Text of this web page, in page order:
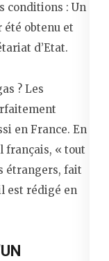
conditions : Un
obtenu et
d’Etat.
? Les
en France. En
français, « tout
étrangers, fait
est rédigé en